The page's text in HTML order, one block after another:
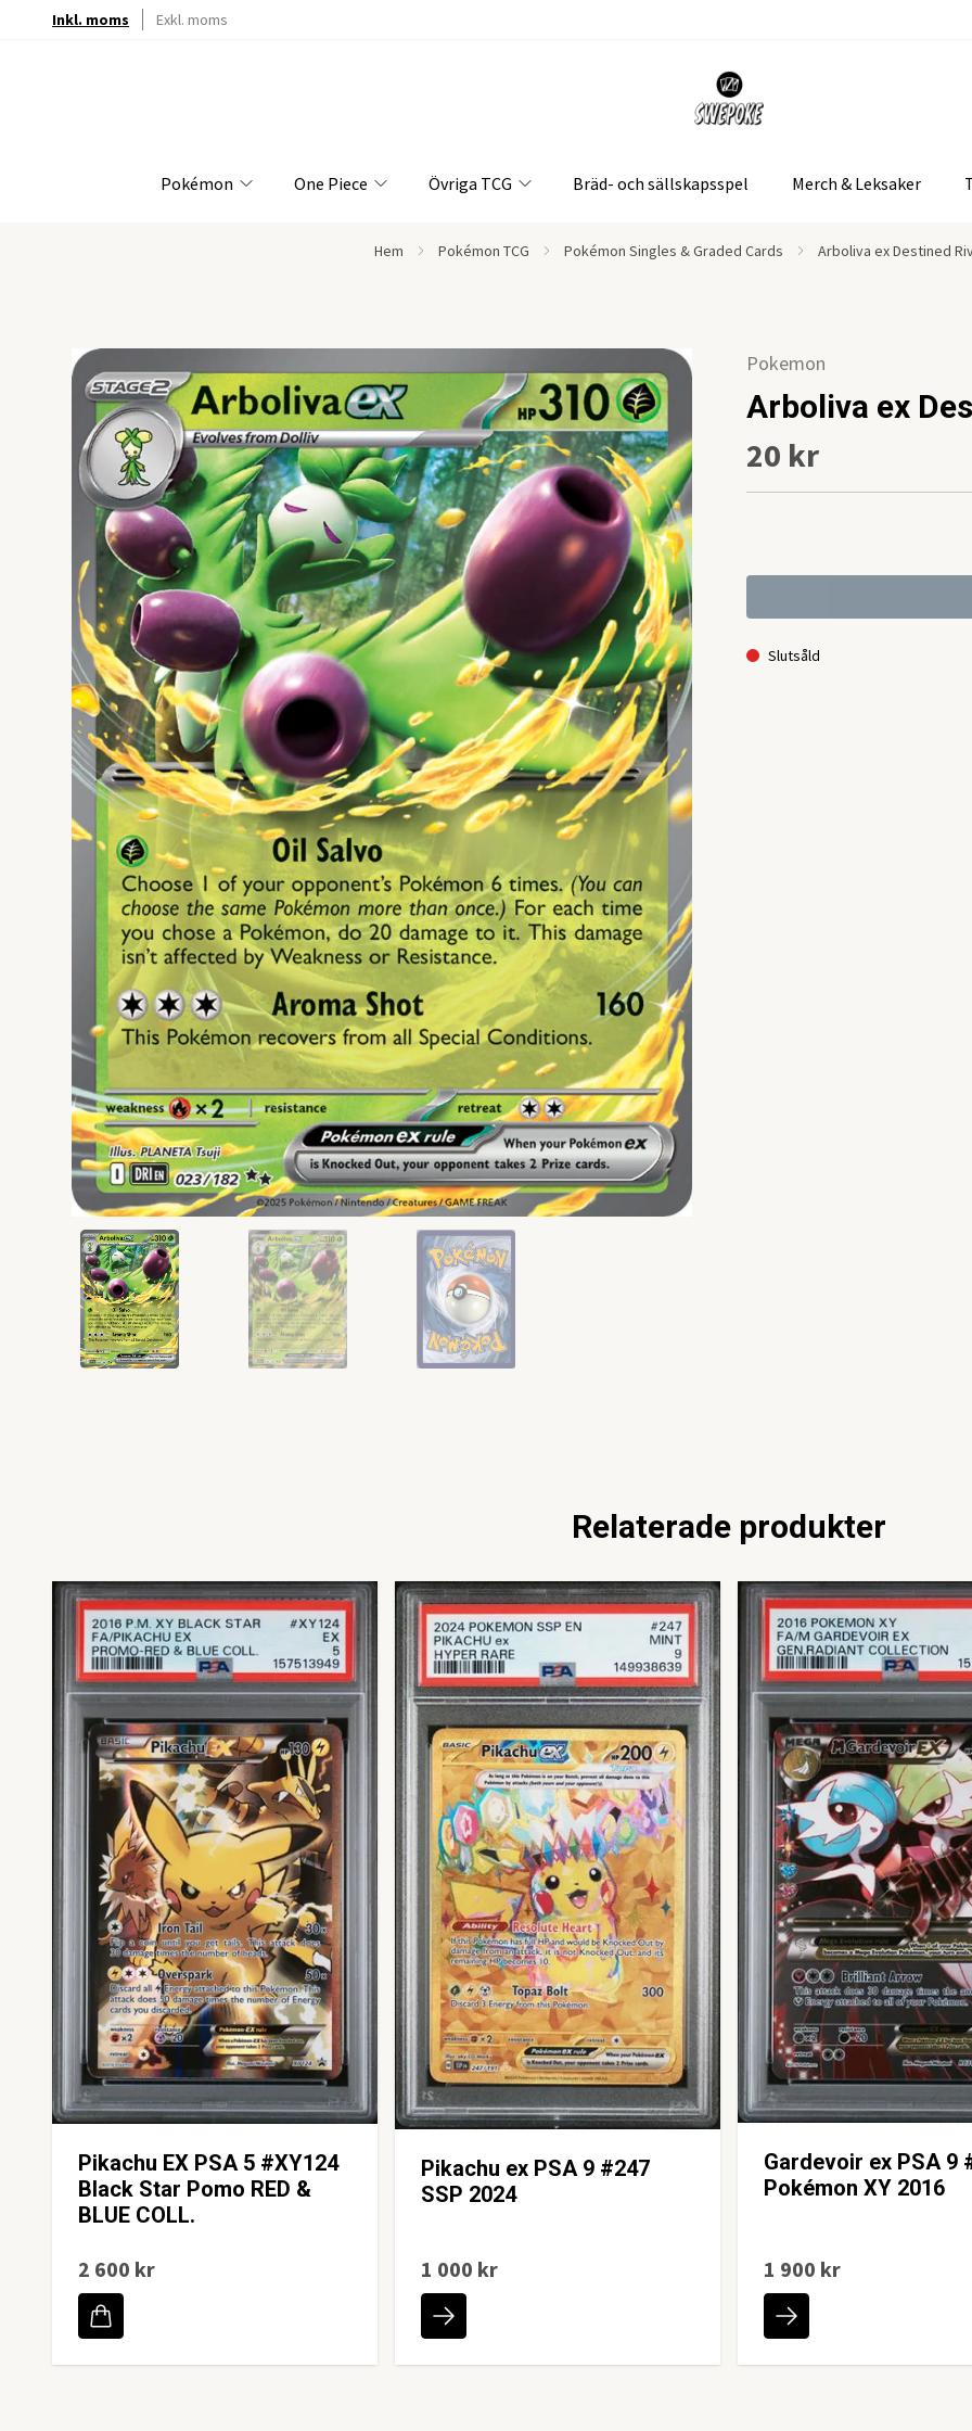
Inkl. moms Exkl. moms
Pokémon One Piece Övriga TCG Bräd- och sällskapsspel Merch & Leksaker
Hem Pokémon TCG Pokémon Singles & Graded Cards Arboliva ex Destined
Pokemon
Arboliva ex
20 kr
Slutsåld
Relaterade produkter
Pikachu EX PSA 5 #XY124
Black Star Pomo RED &
BLUE COLL.
2 600 kr
Pikachu ex PSA 9 #247
SSP 2024
1 000 kr
Gardevoir ex PSA 9
Pokémon XY 2016
1 900 kr